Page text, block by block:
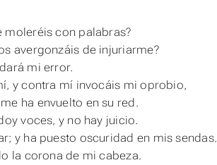
moleréis con palabras?
avergonzáis de injuriarme?
mi error.
y contra mí invocáis mi oprobio,
ha envuelto en su red.
voces, y no hay juicio.
y ha puesto oscuridad en mis sendas.
la coronade mi cabeza.